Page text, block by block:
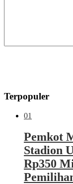
Terpopuler
01
Pemkot
Stadion
Rp350